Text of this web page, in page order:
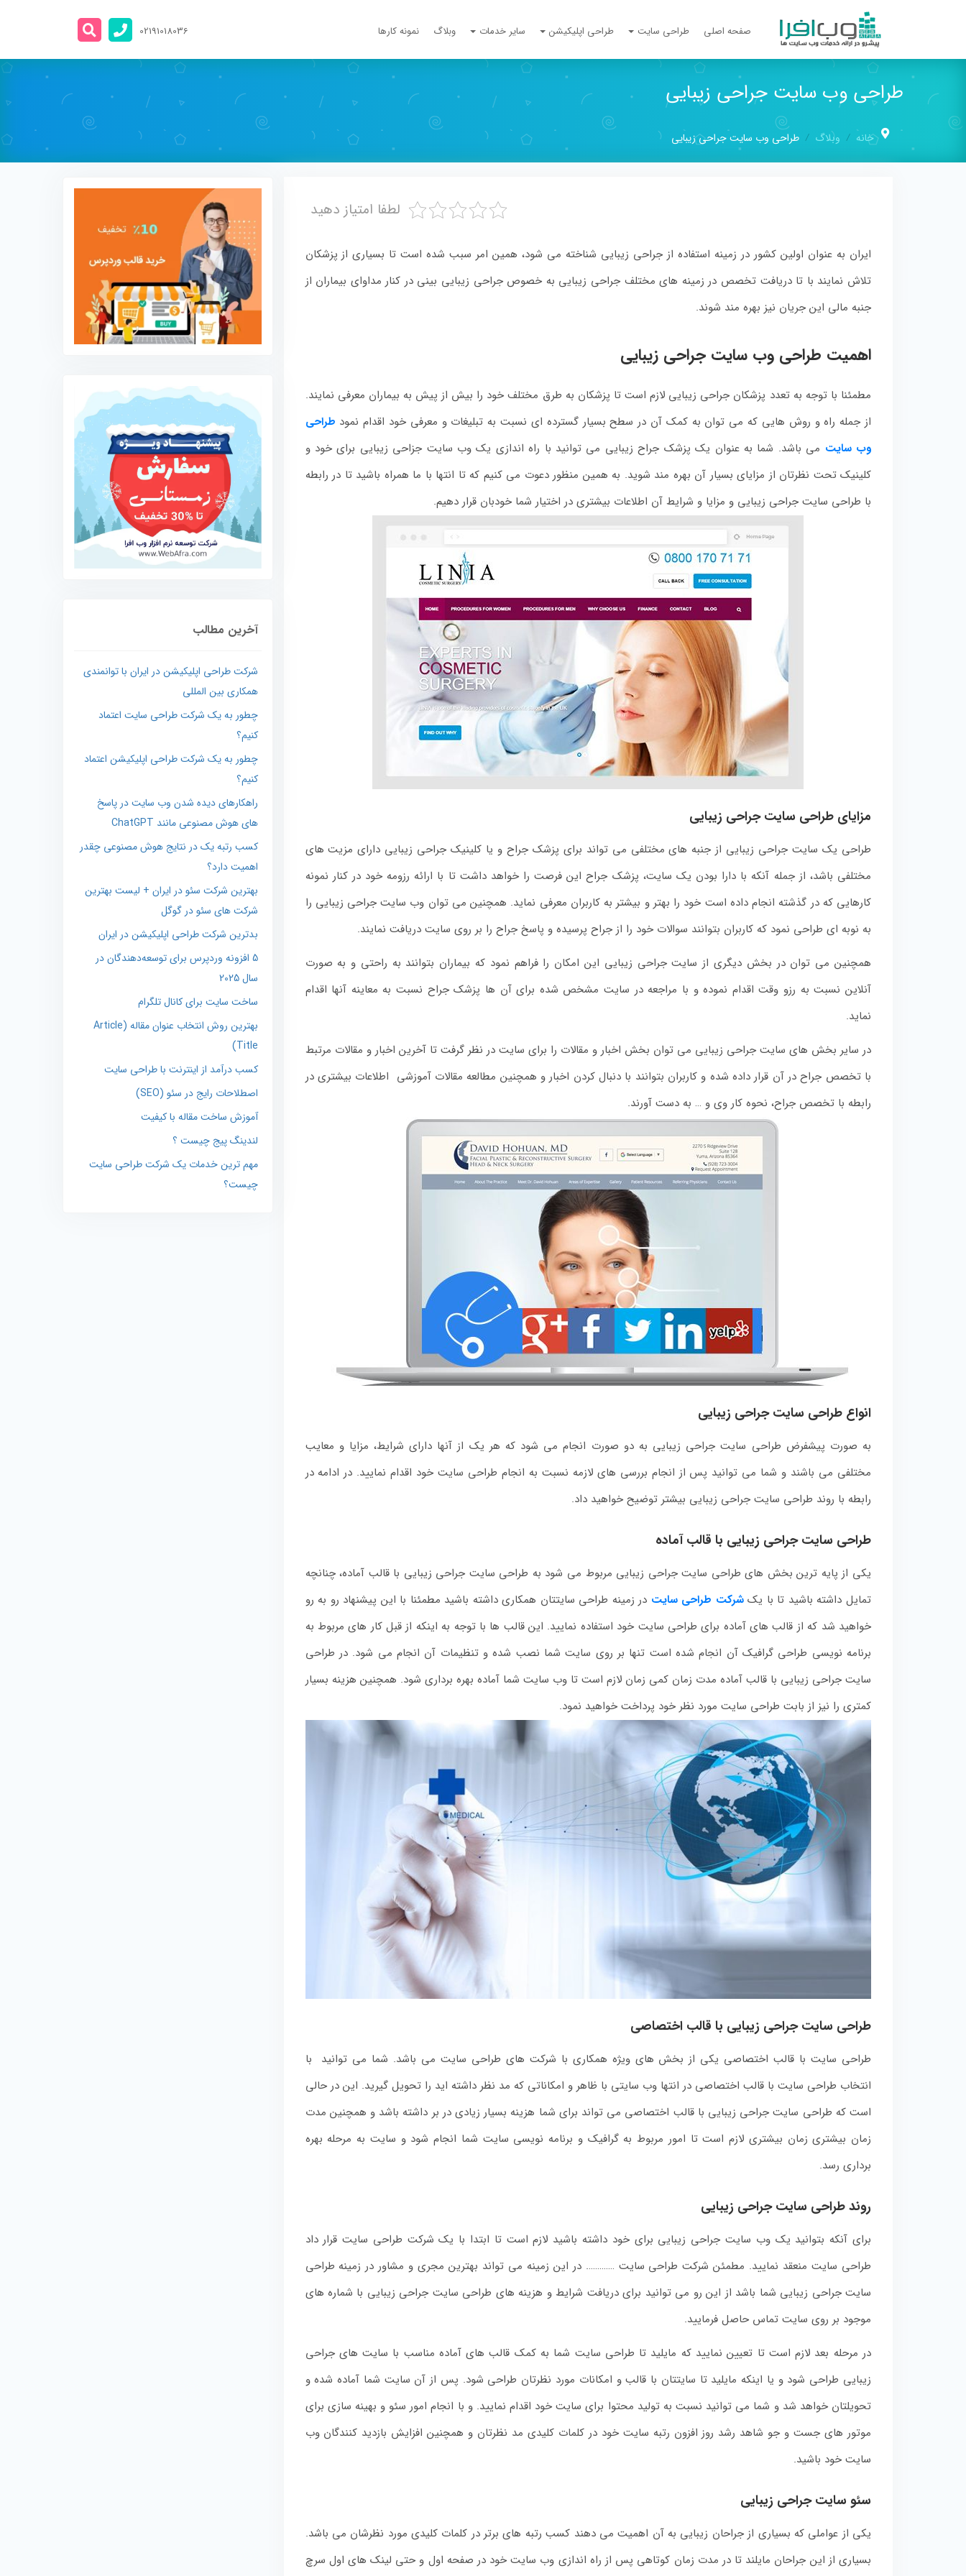
صفحه اصلی طراحی سایت طراحی اپلیکیشن سایر خدمات وبلاگ نمونه کارها 02191018036
طراحی وب سایت جراحی زیبایی
خانه وبلاگ طراحی وب سایت جراحی زیبایی
لطفا امتیاز دهید
ایران به عنوان اولین کشور در زمینه استفاده از جراحی زیبایی شناخته می شود، همین امر سبب شده است تا بسیاری از پزشکان
تلاش نمایند با تا دریافت تخصص در زمینه های مختلف جراحی زیبایی به خصوص جراحی زیبایی بینی در کنار مداوای بیماران از
جنبه مالی این جریان نیز بهره مند شوند.
اهمیت طراحی وب سایت جراحی زیبایی
مطمئنا با توجه به تعدد پزشکان جراحی زیبایی لازم است تا پزشکان به طرق مختلف خود را بیش از پیش به بیماران معرفی نمایند.
از جمله راه و روش هایی که می توان به کمک آن در سطح بسیار گسترده ای نسبت به تبلیغات و معرفی خود اقدام نمود طراحی
وب سایت می باشد. شما به عنوان یک پزشک جراح زیبایی می توانید با راه اندازی یک وب سایت جزاحی زیبایی برای خود و
کلینیک تحت نظرتان از مزایای بسیار آن بهره مند شوید. به همین منظور دعوت می کنیم که تا انتها با ما همراه باشید تا در رابطه
با طراحی سایت جراحی زیبایی و مزایا و شرایط آن اطلاعات بیشتری در اختیار شما خودبان قرار دهیم.
مزایای طراحی سایت جراحی زیبایی
طراحی یک سایت جراحی زیبایی از جنبه های مختلفی می تواند برای پزشک جراح و یا کلینیک جراحی زیبایی دارای مزیت های
مختلفی باشد، از جمله آنکه با دارا بودن یک سایت، پزشک جراح این فرصت را خواهد داشت تا با ارائه رزومه خود در کنار نمونه
کارهایی که در گذشته انجام داده است خود را بهتر و بیشتر به کاربران معرفی نماید. همچنین می توان وب سایت جراحی زیبایی را
به نوبه ای طراحی نمود که کاربران بتوانند سوالات خود را از جراح پرسیده و پاسخ جراح را بر روی سایت دریافت نمایند.
همچنین می توان در بخش دیگری از سایت جراحی زیبایی این امکان را فراهم نمود که بیماران بتوانند به راحتی و به صورت
آنلاین نسبت به رزو وقت اقدام نموده و با مراجعه در سایت مشخص شده برای آن ها پزشک جراح نسبت به معاینه آنها اقدام
نماید.
در سایر بخش های سایت جراحی زیبایی می توان بخش اخبار و مقالات را برای سایت در نظر گرفت تا آخرین اخبار و مقالات مرتبط
با تخصص جراح در آن قرار داده شده و کاربران بتوانند با دنبال کردن اخبار و همچنین مطالعه مقالات آموزشی اطلاعات بیشتری در
رابطه با تخصص جراح، نحوه کار وی و … به دست آورند.
انواع طراحی سایت جراحی زیبایی
به صورت پیشفرض طراحی سایت جراحی زیبایی به دو صورت انجام می شود که هر یک از آنها دارای شرایط، مزایا و معایب
مختلفی می باشند و شما می توانید پس از انجام بررسی های لازمه نسبت به انجام طراحی سایت خود اقدام نمایید. در ادامه در
رابطه با روند طراحی سایت جراحی زیبایی بیشتر توضیح خواهید داد.
طراحی سایت جراحی زیبایی با قالب آماده
یکی از پایه ترین بخش های طراحی سایت جراحی زیبایی مربوط می شود به طراحی سایت جراحی زیبایی با قالب آماده، چنانچه
تمایل داشته باشید تا با یکشرکت طراحی سایت در زمینه طراحی سایتتان همکاری داشته باشید مطمئنا با این پیشنهاد رو به رو
خواهید شد که از قالب های آماده برای طراحی سایت خود استفاده نمایید. این قالب ها با توجه به اینکه از قبل کار های مربوط به
برنامه نویسی طراحی گرافیک آن انجام شده است تنها بر روی سایت شما نصب شده و تنظیمات آن انجام می شود. در طراحی
سایت جراحی زیبایی با قالب آماده مدت زمان کمی زمان لازم است تا وب سایت شما آماده بهره برداری شود. همچنین هزینه بسیار
کمتری را نیز از بابت طراحی سایت مورد نظر خود پرداخت خواهید نمود.
طراحی سایت جراحی زیبایی با قالب اختصاصی
طراحی سایت با قالب اختصاصی یکی از بخش های ویژه همکاری با شرکت های طراحی سایت می باشد. شما می توانید با
انتخاب طراحی سایت با قالب اختصاصی در انتها وب سایتی با ظاهر و امکاناتی که مد نظر داشته اید را تحویل گیرید. این در حالی
است که طراحی سایت جراحی زیبایی با قالب اختصاصی می تواند برای شما هزینه بسیار زیادی در بر داشته باشد و همچنین مدت
زمان بیشتری زمان بیشتری لازم است تا امور مربوط به گرافیک و برنامه نویسی سایت شما انجام شود و سایت به مرحله بهره
برداری رسد.
روند طراحی سایت جراحی زیبایی
برای آنکه بتوانید یک وب سایت جراحی زیبایی برای خود داشته باشید لازم است تا ابتدا با یک شرکت طراحی سایت قرار داد
طراحی سایت منعقد نمایید. مطمئن شرکت طراحی سایت …………. در این زمینه می تواند بهترین مجری و مشاور در زمینه طراحی
سایت جراحی زیبایی شما باشد از این رو می توانید برای دریافت شرایط و هزینه های طراحی سایت جراحی زیبایی با شماره های
موجود بر روی سایت تماس حاصل فرمایید.
در مرحله بعد لازم است تا تعیین نمایید که مایلید تا طراحی سایت شما به کمک قالب های آماده مناسب با سایت های جراحی
زیبایی طراحی شود و یا اینکه مایلید تا سایتتان با قالب و امکانات مورد نظرتان طراحی شود. پس از آن سایت شما آماده شده و
تحویلتان خواهد شد و شما می توانید نسبت به تولید محتوا برای سایت خود اقدام نمایید. و با انجام امور سئو و بهینه سازی برای
موتور های جست و جو شاهد رشد روز افزون رتبه سایت خود در کلمات کلیدی مد نظرتان و همچنین افزایش بازدید کنندگان وب
سایت خود باشید.
سئو سایت جراحی زیبایی
یکی از عواملی که بسیاری از جراحان زیبایی به آن اهمیت می دهند کسب رتبه های برتر در کلمات کلیدی مورد نظرشان می باشد.
بسیاری از این جراحان مایلند تا در مدت زمان کوتاهی پس از راه اندازی وب سایت خود در صفحه اول و حتی لینک های اول سرچ
آخرین مطالب
شرکت طراحی اپلیکیشن در ایران با توانمندی
همکاری بین المللی
چطور به یک شرکت طراحی سایت اعتماد
کنیم؟
چطور به یک شرکت طراحی اپلیکیشن اعتماد
کنیم؟
راهکارهای دیده شدن وب‌ سایت در پاسخ‌
های هوش مصنوعی مانند ChatGPT
کسب رتبه یک در نتایج هوش مصنوعی چقدر
اهمیت دارد؟
بهترین شرکت سئو در ایران + لیست بهترین
شرکت های سئو در گوگل
بدترین شرکت طراحی اپلیکیشن در ایران
5 افزونه وردپرس برای توسعه‌دهندگان در
سال 2025
ساخت سایت برای کانال تلگرام
بهترین روش انتخاب عنوان مقاله (Article
Title)
کسب درآمد از اینترنت با طراحی سایت
اصطلاحات رایج در سئو (SEO)
آموزش ساخت مقاله با کیفیت
لندینگ پیج چیست ؟
مهم ترین خدمات یک شرکت طراحی سایت
چیست؟